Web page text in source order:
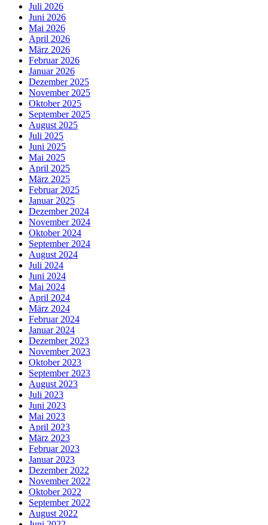
Juli 2026
Juni 2026
Mai 2026
April 2026
März 2026
Februar 2026
Januar 2026
Dezember 2025
November 2025
Oktober 2025
September 2025
August 2025
Juli 2025
Juni 2025
Mai 2025
April 2025
März 2025
Februar 2025
Januar 2025
Dezember 2024
November 2024
Oktober 2024
September 2024
August 2024
Juli 2024
Juni 2024
Mai 2024
April 2024
März 2024
Februar 2024
Januar 2024
Dezember 2023
November 2023
Oktober 2023
September 2023
August 2023
Juli 2023
Juni 2023
Mai 2023
April 2023
März 2023
Februar 2023
Januar 2023
Dezember 2022
November 2022
Oktober 2022
September 2022
August 2022